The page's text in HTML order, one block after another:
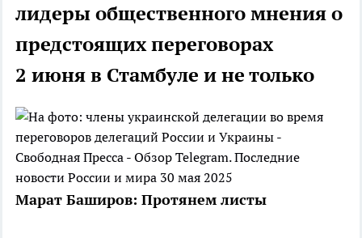
лидеры общественного мнения о
предстоящих переговорах
2 июня в Стамбуле и не только
Марат Баширов: Протянем листы